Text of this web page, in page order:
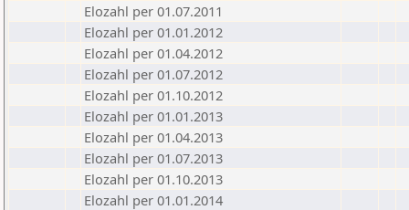
Elozahl per 01.07.2011
Elozahl per 01.01.2012
Elozahl per 01.04.2012
Elozahl per 01.07.2012
Elozahl per 01.10.2012
Elozahl per 01.01.2013
Elozahl per 01.04.2013
Elozahl per 01.07.2013
Elozahl per 01.10.2013
Elozahl per 01.01.2014